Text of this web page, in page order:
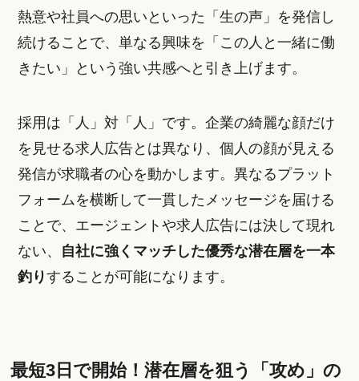
熱意や社員への思いといった「生の声」を発信し
続けることで、単なる興味を「この人と一緒に働
きたい」という強い共感へと引き上げます。
採用は「人」対「人」です。企業の綺麗な顔だけ
を見せる求人広告とは異なり、個人の顔が見える
発信が求職者の心を動かします。異なるプラット
フォームを横断して一貫したメッセージを届ける
ことで、エージェントや求人広告には決して現れ
ない、 自社に強くマッチした優秀な潜在層を一本
釣りすることが可能になります。
最短3日で開始！潜在層を狙う「攻め」の